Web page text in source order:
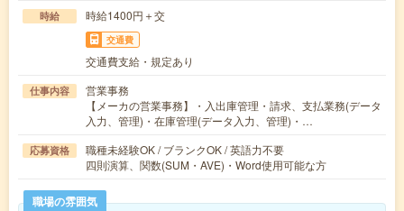
時給 時給1400円＋交
交通費
交通費支給・規定あり
仕事内容
営業事務
【メーカの営業事務】・入出庫管理・請求、支払業務(データ
入力、管理)・在庫管理(データ入力、管理)・…
応募資格
職種未経験OK / ブランクOK / 英語力不要
四則演算、関数(SUM・AVE)・Word使用可能な方
職場の雰囲気